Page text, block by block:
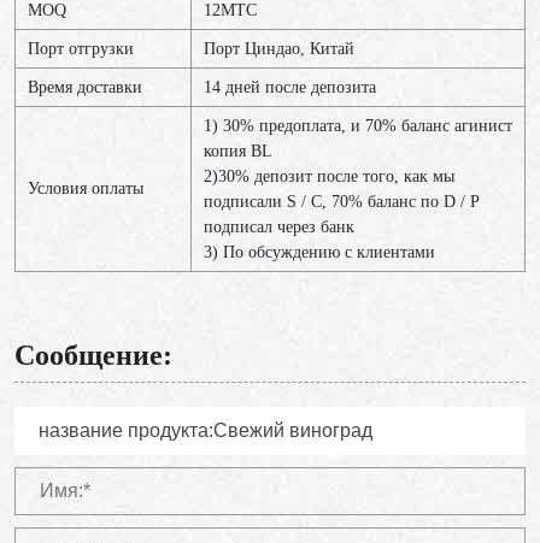
MOQ 12МТС
Порт отгрузки Порт Циндао, Китай
Время доставки 14 дней после депозита
Условия оплаты
1) 30% предоплата, и 70% баланс агинист
копия BL
2)30% депозит после того, как мы
подписали S / C, 70% баланс по D / P
подписал через банк
3) По обсуждению с клиентами
Сообщение: